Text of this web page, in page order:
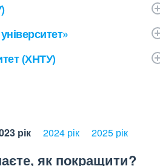
(ХНТУ)
рік 2024 рік 2025 рік
як покращити?